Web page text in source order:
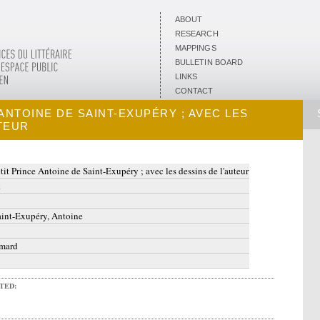
ABOUT
RESEARCH
MAPPINGS
BULLETIN BOARD
LINKS
CONTACT
DE SAINT-EXUPÉRY ; AVEC LES
Prince Antoine de Saint-Exupéry ; avec les dessins de l'auteur
Exupéry, Antoine